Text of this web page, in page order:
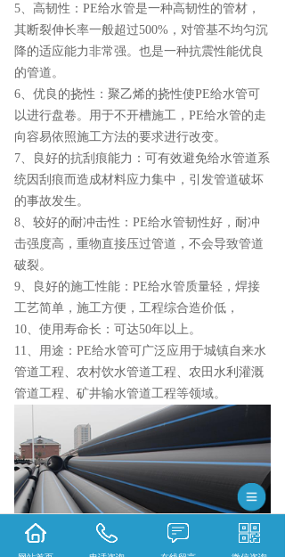
5、高韧性：PE给水管是一种高韧性的管材，
其断裂伸长率一般超过500%，对管基不均匀沉
降的适应能力非常强。也是一种抗震性能优良
的管道。
6、优良的挠性：聚乙烯的挠性使PE给水管可
以进行盘卷。用于不开槽施工，PE给水管的走
向容易依照施工方法的要求进行改变。
7、良好的抗刮痕能力：可有效避免给水管道系
统因刮痕而造成材料应力集中，引发管道破坏
的事故发生。
8、较好的耐冲击性：PE给水管韧性好，耐冲
击强度高，重物直接压过管道，不会导致管道
破裂。
9、良好的施工性能：PE给水管质量轻，焊接
工艺简单，施工方便，工程综合造价低，
10、使用寿命长：可达50年以上。
11、用途：PE给水管可广泛应用于城镇自来水
管道工程、农村饮水管道工程、农田水利灌溉
管道工程、矿井输水管道工程等领域。